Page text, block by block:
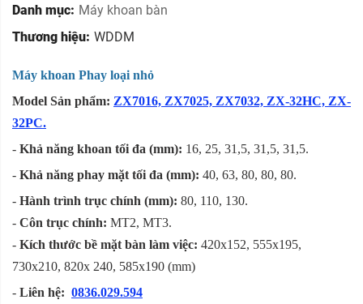
Danh mục: Máy khoan bàn
Thương hiệu: WDDM
Máy khoan Phay loại nhỏ
Model Sản phẩm: ZX7016, ZX7025, ZX7032, ZX-32HC, ZX-
32PC.
- Khả năng khoan tối đa (mm): 16, 25, 31,5, 31,5, 31,5.
- Khả năng phay mặt tối đa (mm): 40, 63, 80, 80, 80.
- Hành trình trục chính (mm): 80, 110, 130.
- Côn trục chính: MT2, MT3.
- Kích thước bề mặt bàn làm việc: 420x152, 555x195,
730x210, 820x 240, 585x190 (mm)
- Liên hệ: 0836.029.594